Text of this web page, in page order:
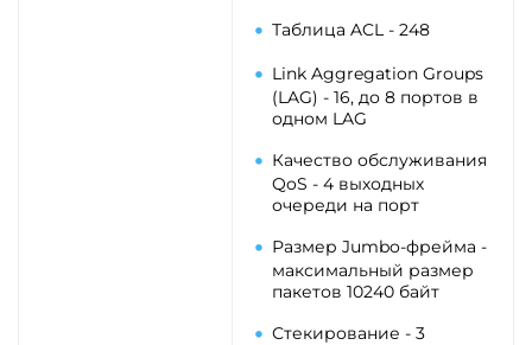
Таблица ACL - 248
Link Aggregation Groups
(LAG) - 16, до 8 портов в
одном LAG
Качество обслуживания
QoS - 4 выходных
очереди на порт
Размер Jumbo-фрейма -
максимальный размер
пакетов 10240 байт
Стекирование - 3